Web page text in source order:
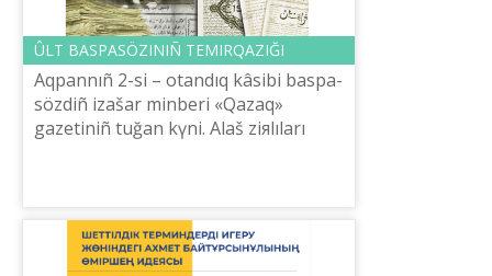
ÛLT BASPASÖZІNІÑ TEMІRQAZIĞI
Aqpannıñ 2-sі – otandıq kâsіbi baspa­
sözdіñ іzašar mіnberі «Qazaq»
gazetіnіñ tuğan kүnі. Alaš ziяlıları